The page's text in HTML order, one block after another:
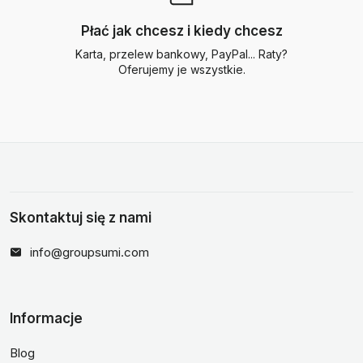
Płać jak chcesz i kiedy chcesz
Karta, przelew bankowy, PayPal... Raty?
Oferujemy je wszystkie.
Skontaktuj się z nami
info@groupsumi.com
Informacje
Blog